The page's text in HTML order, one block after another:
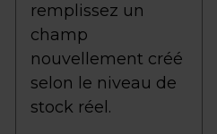
remplissez un
champ
nouvellement créé
selon le niveau de
stock réel.